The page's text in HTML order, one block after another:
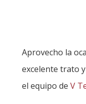
Aprovecho la
excelente trato
el equipo de V